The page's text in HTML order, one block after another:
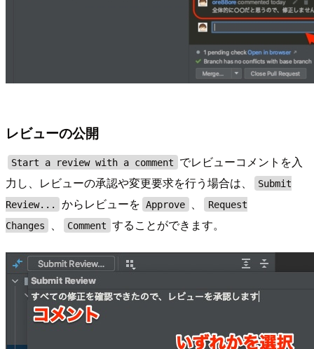
レビューの公開
Start a review with a comment
でレビューコメントを入
力し、レビューの承認や変更要求を行う場合は、
Submit
Review...
からレビューを Approve 、
Request
Changes
、 Comment することができます。